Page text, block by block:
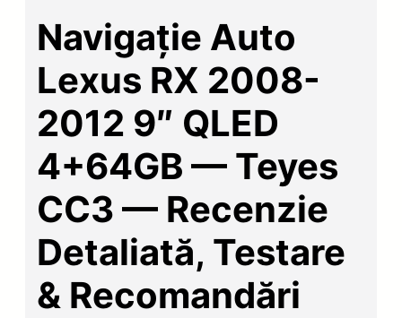
Navigație Auto
Lexus RX 2008-
2012 9″ QLED
4+64GB — Teyes
CC3 — Recenzie
Detaliată, Testare
& Recomandări